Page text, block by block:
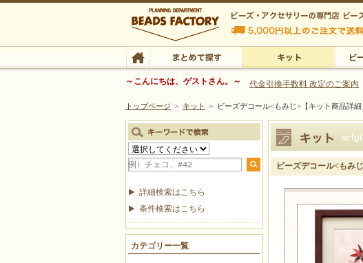
ビーズファクトリー ビーズ・パーツ・金具など・アクセサリー
ビーズ・アクセサリーの専門店 ビ
ビーズ・アクセサリーの専門店 ビーズファクトリー 5,000円以
TOP まとめて探す
～こんにちは、ゲストさん。～ 代金引換手数料 改定のご案内
トップページ > キット > ビーズデコール<もみじ>【キット商品詳細
ビーズデコール<もみ
詳細検索はこちら
条件検索はこちら
カテゴリー一覧